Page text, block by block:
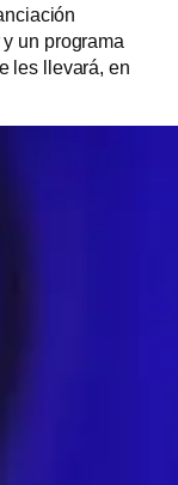
y un programa
les llevará, en